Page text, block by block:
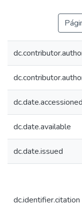
dc.date.accessioned
dc.date.available
dc.date.issued
dc.identifier.citation